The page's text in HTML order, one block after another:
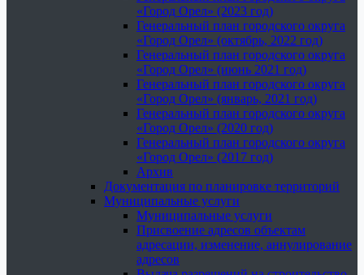
«Город Орел» (2023 год)
Генеральный план городского округа
«Город Орел» (октябрь, 2022 год)
Генеральный план городского округа
«Город Орел» (июнь 2021 год)
Генеральный план городского округа
«Город Орел» (январь, 2021 год)
Генеральный план городского округа
«Город Орел» (2020 год)
Генеральный план городского округа
«Город Орел» (2017 год)
Архив
Документация по планировке территорий
Муниципальные услуги
Муниципальные услуги
Присвоение адресов объектам
адресации, изменение, аннулирование
адресов